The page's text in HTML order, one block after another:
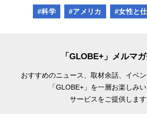
#科学 #アメリカ #女性と
「GLOBE+」メルマ
おすすめのニュース、取材余話、 イベ
「GLOBE+」を一層お楽しみ
サービスをご提供します